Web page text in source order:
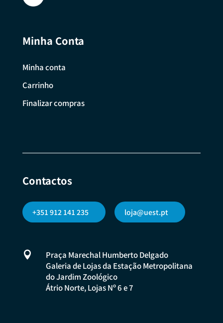
Minha Conta
Minha conta
Carrinho
Finalizar compras
Contactos
+351 912 141 235 loja@uest.pt

Praça Marechal Humberto Delgado
Galeria de Lojas da Estação Metropolitana
do Jardim Zoológico
Átrio Norte, Lojas Nº 6 e 7